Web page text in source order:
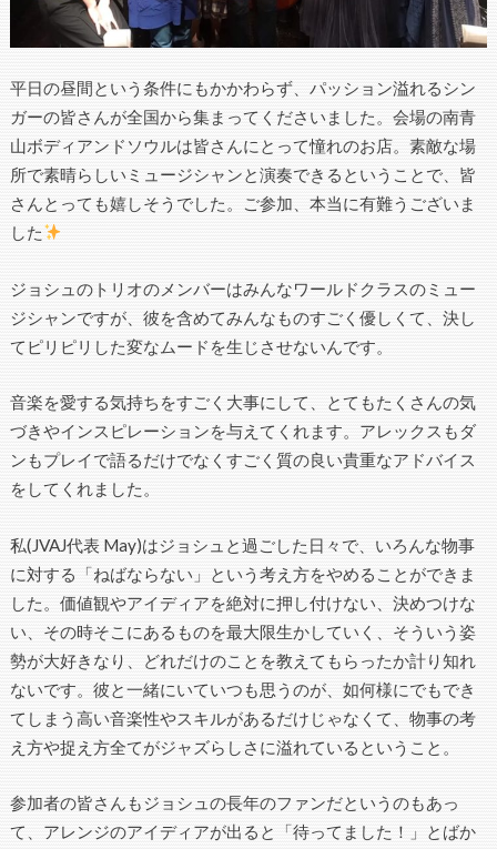
平日の昼間という条件にもかかわらず、パッション溢れるシン
ガーの皆さんが全国から集まってくださいました。会場の南青
山ボディアンドソウルは皆さんにとって憧れのお店。素敵な場
所で素晴らしいミュージシャンと演奏できるということで、皆
さんとっても嬉しそうでした。ご参加、本当に有難うございま
した
ジョシュのトリオのメンバーはみんなワールドクラスのミュー
ジシャンですが、彼を含めてみんなものすごく優しくて、決し
てピリピリした変なムードを生じさせないんです。
音楽を愛する気持ちをすごく大事にして、とてもたくさんの気
づきやインスピレーションを与えてくれます。アレックスもダ
ンもプレイで語るだけでなくすごく質の良い貴重なアドバイス
をしてくれました。
私(JVAJ代表 May)はジョシュと過ごした日々で、いろんな物事
に対する「ねばならない」という考え方をやめることができま
した。価値観やアイディアを絶対に押し付けない、決めつけな
い、その時そこにあるものを最大限生かしていく、そういう姿
勢が大好きなり、どれだけのことを教えてもらったか計り知れ
ないです。彼と一緒にいていつも思うのが、如何様にでもでき
てしまう高い音楽性やスキルがあるだけじゃなくて、物事の考
え方や捉え方全てがジャズらしさに溢れているということ。
参加者の皆さんもジョシュの長年のファンだというのもあっ
て、アレンジのアイディアが出ると「待ってました！」とばか